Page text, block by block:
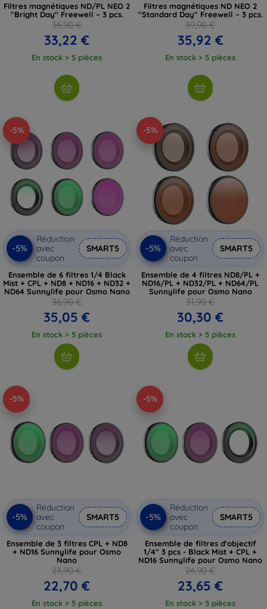
Filtres magnétiques ND/PL NEO 2
"Bright Day" Freewell – 3 pcs.
36,90 €
33,22 €
En stock > 5 pièces
Filtres magnétiques ND NEO 2
"Standard Day" Freewell – 3 pcs.
39,90 €
35,92 €
En stock > 5 pièces
-5%
-5%
Réduction
avec
coupon
SMART5
Ensemble de 6 filtres 1/4 Black
Mist + CPL + ND8 + ND16 + ND32 +
ND64 Sunnylife pour Osmo Nano
36,90 €
35,05 €
En stock > 5 pièces
-5%
-5%
Réduction
avec
coupon
SMART5
Ensemble de 4 filtres ND8/PL +
ND16/PL + ND32/PL + ND64/PL
Sunnylife pour Osmo Nano
31,90 €
30,30 €
En stock > 5 pièces
-5%
-5%
Réduction
avec
coupon
SMART5
Ensemble de 3 filtres CPL + ND8
+ ND16 Sunnylife pour Osmo
Nano
23,90 €
22,70 €
En stock > 5 pièces
-5%
-5%
Réduction
avec
coupon
SMART5
Ensemble de filtres d'objectif
1/4" 3 pcs - Black Mist + CPL +
ND16 Sunnylife pour Osmo Nano
24,90 €
23,65 €
En stock > 5 pièces